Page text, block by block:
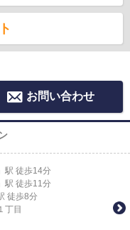
お問い合わせ
」駅 徒歩14分
」駅 徒歩11分
徒歩8分
丁目